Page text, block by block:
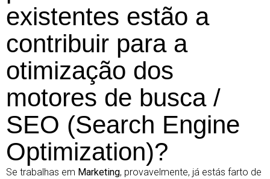
existentes estão a
contribuir para a
otimização dos
motores de busca /
SEO (Search Engine
Optimization)?
Se trabalhas em Marketing, provavelmente, já estás farto de